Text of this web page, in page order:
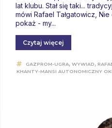
lat klubu. Stał się taki...
mówi Rafael Tałgatowicz,
pokaż - my...
Czytaj więcej
GAZPROM-UGRA, WYWIAD,
KHANTY-MANSI AUTONOMICZNY